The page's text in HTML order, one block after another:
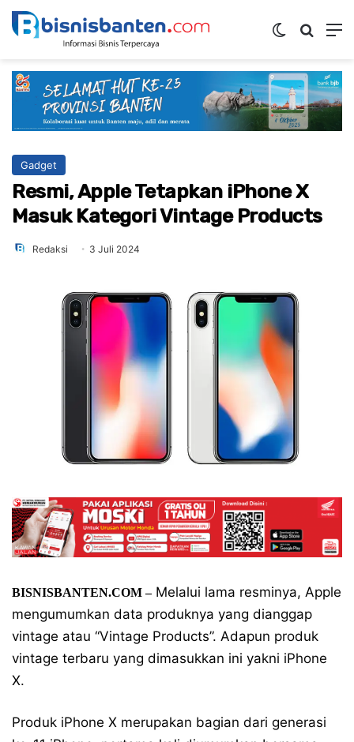
Switch skin
Gadget
Resmi, Apple Tetapkan iPhone X
Masuk Kategori Vintage Products
Redaksi 3 Juli 2024
BISNISBANTEN.COM –Melalui lama resminya, Apple
mengumumkan data produknya yang dianggap
vintage atau “Vintage Products”. Adapun produk
vintage terbaru yang dimasukkan ini yakni iPhone
X.
Produk iPhone X merupakan bagian dari generasi